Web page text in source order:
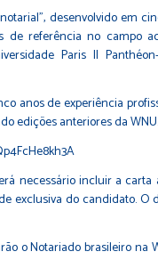
desenvolvido em
de referência no campo
Paris II
anos de experiência
edições anteriores da WNU.
necessário incluir a carta
exclusiva do candidato. O
o Notariado brasileiro na